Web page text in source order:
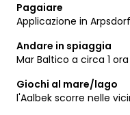
Pagaiare
Applicazione in Arpsdorf
Andare in spiaggia
Mar Baltico a circa 1
Giochi al mare/lago
l'Aalbek scorre nelle